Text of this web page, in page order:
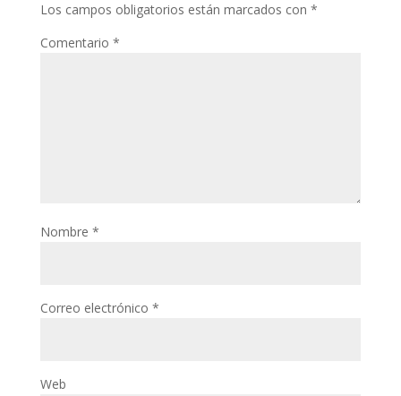
Los campos obligatorios están marcados con *
Comentario *
Nombre *
Correo electrónico *
Web